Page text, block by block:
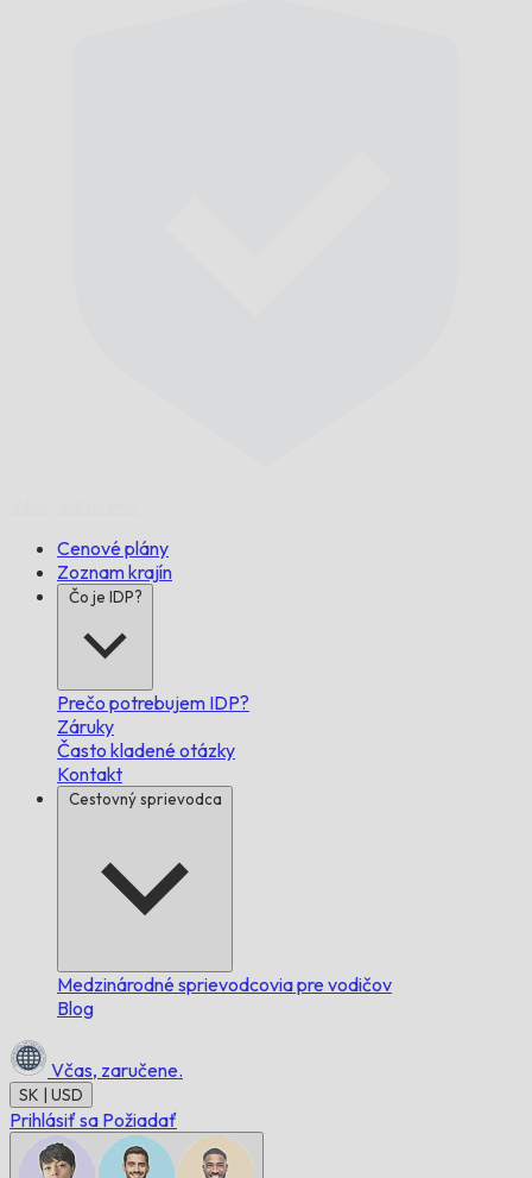
Cenové plány
Zoznam krajín
Čo je IDP?
Prečo potrebujem IDP?
Záruky
Často kladené otázky
Kontakt
Cestovný sprievodca
Medzinárodné sprievodcovia pre vodičov
Blog
Včas, zaručene.
SK | USD
Prihlásiť sa Požiadať